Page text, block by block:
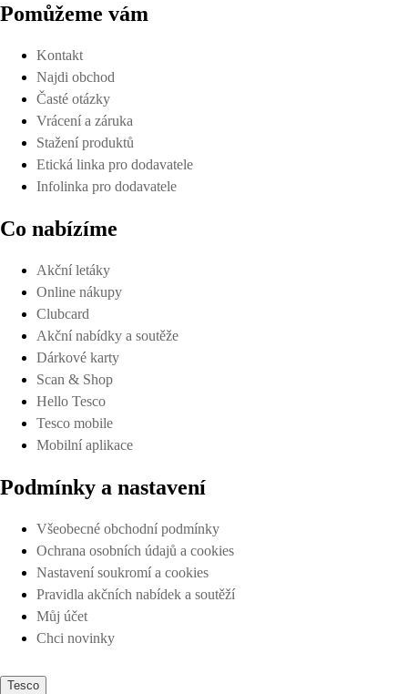
Pomůžeme vám
Kontakt
Najdi obchod
Časté otázky
Vrácení a záruka
Stažení produktů
Etická linka pro dodavatele
Infolinka pro dodavatele
Co nabízíme
Akční letáky
Online nákupy
Clubcard
Akční nabídky a soutěže
Dárkové karty
Scan & Shop
Hello Tesco
Tesco mobile
Mobilní aplikace
Podmínky a nastavení
Všeobecné obchodní podmínky
Ochrana osobních údajů a cookies
Nastavení soukromí a cookies
Pravidla akčních nabídek a soutěží
Můj účet
Chci novinky
Tesco